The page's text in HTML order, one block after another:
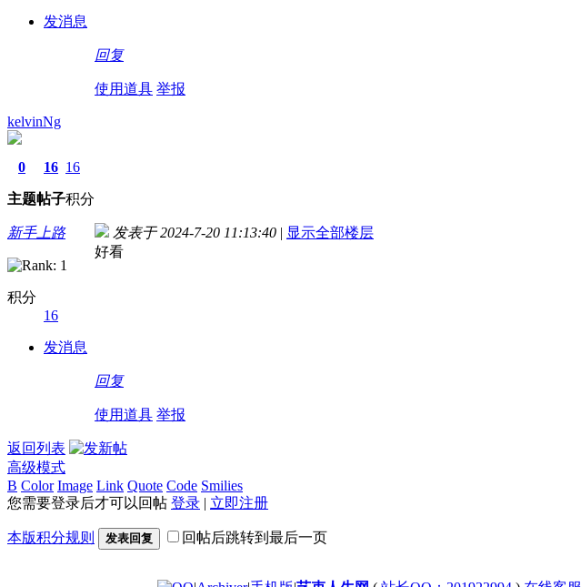
发消息
回复
使用道具 举报
kelvinNg
0
主题
16
帖子
16
积分
新手上路
积分
16
发消息
发表于 2024-7-20 11:13:40 | 显示全部楼层
好看
回复
使用道具 举报
返回列表
高级模式
B Color Image Link Quote Code Smilies
您需要登录后才可以回帖 登录 | 立即注册
本版积分规则 发表回复 回帖后跳转到最后一页